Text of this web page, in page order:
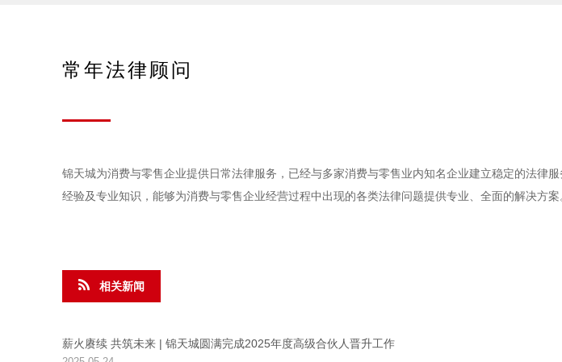
常年法律顾问
锦天城为消费与零售企业提供日常法律服务，已经与多家消费与零售业内知名企业建立稳定的法律
经验及专业知识，能够为消费与零售企业经营过程中出现的各类法律问题提供专业、全面的解决方案
相关新闻
薪火赓续 共筑未来 | 锦天城圆满完成2025年度高级合伙人晋升工作